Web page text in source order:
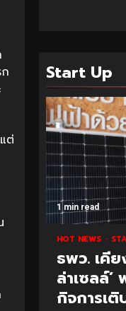
ต่
Start Up
1 min read
HOT NEWS
ธพว. เคีย
ล่าเซลล์
กิจการเติ